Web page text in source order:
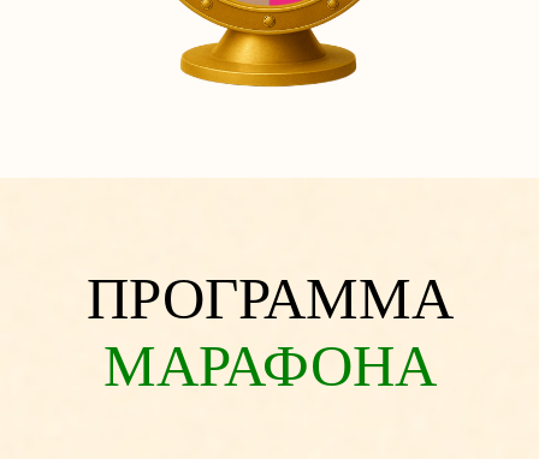
ключевые смыслы
символов
алтаря”